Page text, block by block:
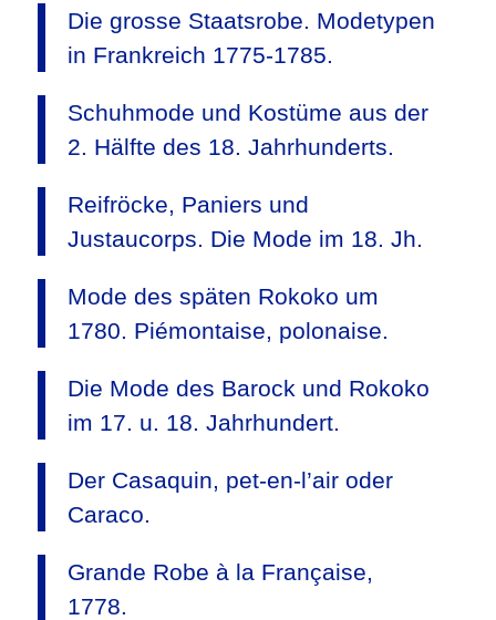
Die grosse Staatsrobe. Modetypen
in Frankreich 1775-1785.
Schuhmode und Kostüme aus der
2. Hälfte des 18. Jahrhunderts.
Reifröcke, Paniers und
Justaucorps. Die Mode im 18. Jh.
Mode des späten Rokoko um
1780. Piémontaise, polonaise.
Die Mode des Barock und Rokoko
im 17. u. 18. Jahrhundert.
Der Casaquin, pet-en-l’air oder
Caraco.
Grande Robe à la Française,
1778.